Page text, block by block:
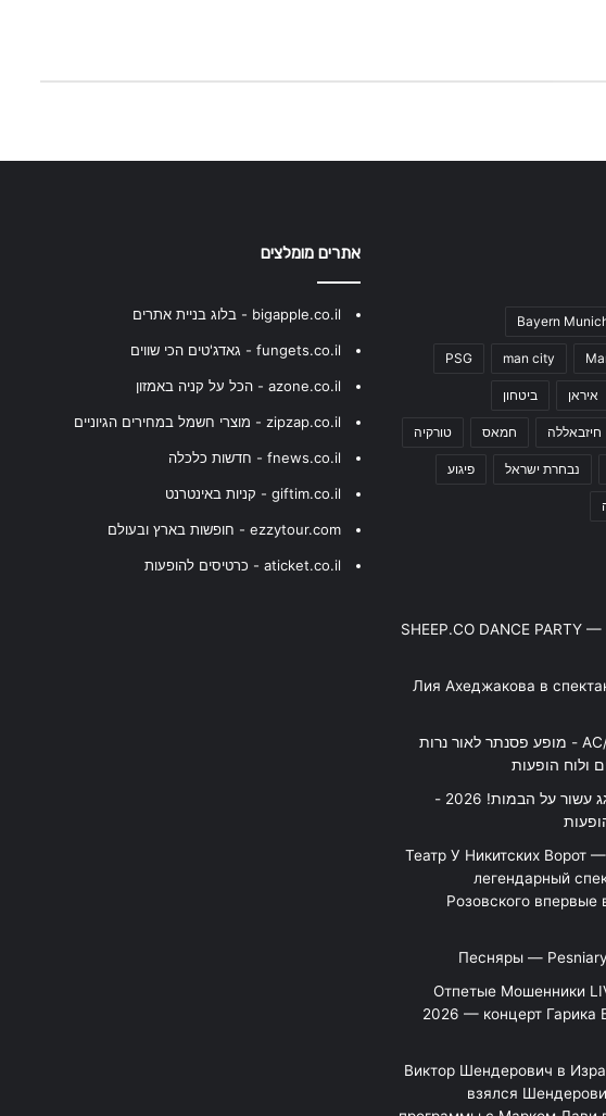
Bayern
man city
PSG
איראן ביטחון
חיזבאללה חמאס טורקיה
נבחרת ישראל פיגוע
SHEEP.CO DANCE PARTY
Лия Ахеджакова в
משופן ועד AC/DC - מופע פסנתר לאור נרות
בניה ברבי - חוגג עשור על הבמות! 2026 -
"Театр У Никитских Ворот
легендарный
Розовского впервые
Отпетые Мошенники
2026 — концерт Гарика
Виктор Шендерович в
взялся
אתרים מומלצים
bigapple.co.il - בלוג בניית אתרים
fungets.co.il - גאדג'טים הכי שווים
azone.co.il - הכל על קניה באמזון
zipzap.co.il - מוצרי חשמל במחירים הגיוניים
fnews.co.il - חדשות כלכלה
giftim.co.il - קניות באינטרנט
ezzytour.com - חופשות בארץ ובעולם
aticket.co.il - כרטיסים להופעות